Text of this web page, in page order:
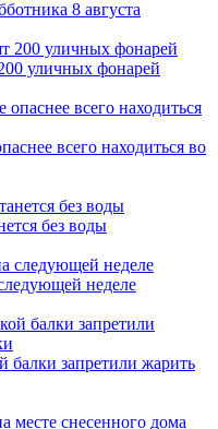
8 августа
уличных фонарей
всего находиться во
без воды
неделе
балки запретили жарить